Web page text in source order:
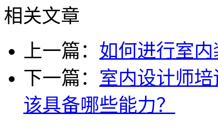
相关文章
上一篇： 如何进行室
下一篇： 室内设计师
该具备哪些能力？